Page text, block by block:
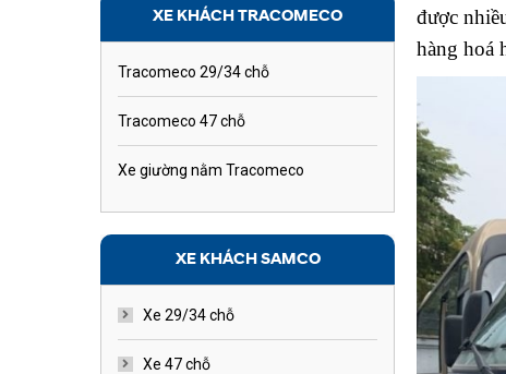
được
hàng hoá
XE KHÁCH TRACOMECO
Tracomeco 29/34 chỗ
Tracomeco 47 chỗ
Xe giường nằm Tracomeco
XE KHÁCH SAMCO
Xe 29/34 chỗ
Xe 47 chỗ